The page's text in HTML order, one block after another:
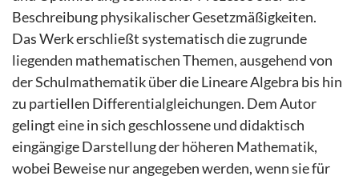
Beschreibung physikalischer Gesetzmäßigkeiten.
Das Werk erschließt systematisch die zugrunde
liegenden mathematischen Themen, ausgehend von
der Schulmathematik über die Lineare Algebra bis hin
zu partiellen Differentialgleichungen. Dem Autor
gelingt eine in sich geschlossene und didaktisch
eingängige Darstellung der höheren Mathematik,
wobei Beweise nur angegeben werden, wenn sie für